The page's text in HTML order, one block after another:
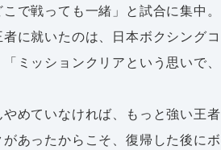
で戦っても一緒」と試合に集中。
に就いたのは、日本ボクシングコ
ミッションクリアという思いで、
めていなければ、もっと強い王者
あったからこそ、復帰した後にボ